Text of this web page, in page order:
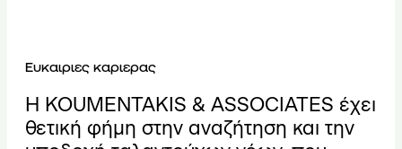
Ευκαιριες καριερας
Η KOUMENTAKIS & ASSOCIATES έχει
θετική φήμη στην αναζήτηση και την